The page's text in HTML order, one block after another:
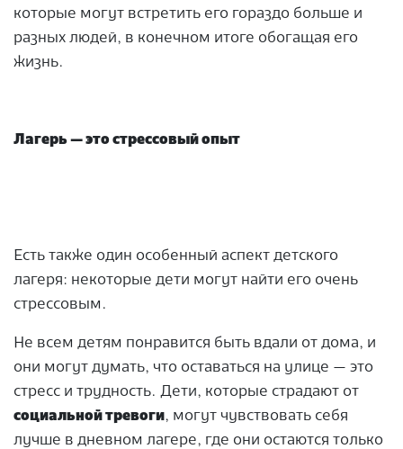
которые могут встретить его гораздо больше и
разных людей, в конечном итоге обогащая его
жизнь.
Лагерь — это стрессовый опыт
Есть также один особенный аспект детского
лагеря: некоторые дети могут найти его очень
стрессовым.
Не всем детям понравится быть вдали от дома, и
они могут думать, что оставаться на улице — это
стресс и трудность. Дети, которые страдают от
социальной тревоги, могут чувствовать себя
лучше в дневном лагере, где они остаются только